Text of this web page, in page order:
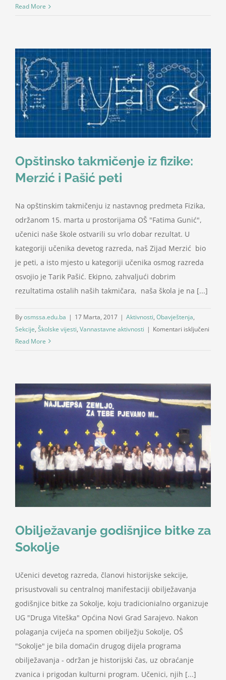
recitatorsko-
dramske
sekcije,
I
razred
Read More
Opštinsko takmičenje iz fizike:
Merzić i Pašić peti
Na opštinskim takmičenju iz nastavnog predmeta Fizika,
održanom 15. marta u prostorijama OŠ "Fatima Gunić",
učenici naše škole ostvarili su vrlo dobar rezultat. U
kategoriji učenika devetog razreda, naš Zijad Merzić bio
je peti, a isto mjesto u kategoriji učenika osmog razreda
osvojio je Tarik Pašić. Ekipno, zahvaljući dobrim
rezultatima ostalih naših takmičara, naša škola je na [...]
Byosmssa.edu.ba | 17 Marta, 2017 | Aktivnosti, Obavještenja,
Sekcije, Školske vijesti, Vannastavne aktivnosti | Komentari isključeni
i
peti
Read More
Obilježavanje godišnjice bitke za
Sokolje
Učenici devetog razreda, članovi historijske sekcije,
prisustvovali su centralnoj manifestaciji obilježavanja
godišnjice bitke za Sokolje, koju tradicionialno organizuje
UG "Druga Viteška" Općina Novi Grad Sarajevo. Nakon
polaganja cvijeća na spomen obilježju Sokolje, OŠ
"Sokolje" je bila domaćin drugog dijela programa
obilježavanja - održan je historijski čas, uz obraćanje
zvanica i prigodan kulturni program. Učenici, njih [...]